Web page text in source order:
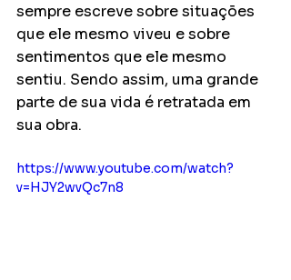
sempre escreve sobre situações
que ele mesmo viveu e sobre
sentimentos que ele mesmo
sentiu. Sendo assim, uma grande
parte de sua vida é retratada em
sua obra.
https://www.youtube.com/watch?
v=HJY2wvQc7n8